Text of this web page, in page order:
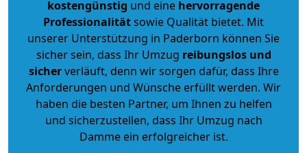
kostengünstig und eine hervorragende
Professionalitätsowie Qualität bietet. Mit
unserer Unterstützung in Paderborn können Sie
sicher sein, dass Ihr Umzug reibungslos und
sicherverläuft, denn wir sorgen dafür, dass Ihre
Anforderungen und Wünsche erfüllt werden. Wir
haben die besten Partner, um Ihnen zu helfen
und sicherzustellen, dass Ihr Umzug nach
Damme ein erfolgreicher ist.